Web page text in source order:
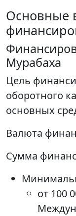
Основные
Мурабаха
Цель
оборотного
основных
Валюта
Сумма
от 100